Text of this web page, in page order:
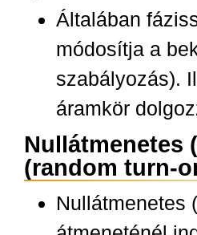
Általában
módosítja a
szabályozás).
áramkör
Nullátmenetes
(random turn-
Nullátmenetes